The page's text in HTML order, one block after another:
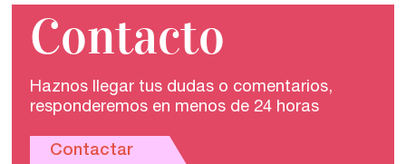
Contacto
Haznos llegar tus dudas o comentarios,
responderemos en menos de 24 horas
Contactar